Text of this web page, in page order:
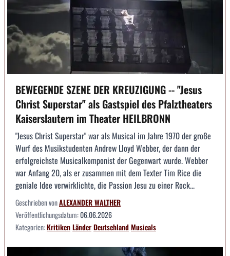
BEWEGENDE SZENE DER KREUZIGUNG -- "Jesus
Christ Superstar" als Gastspiel des Pfalztheaters
Kaiserslautern im Theater HEILBRONN
"Jesus Christ Superstar" war als Musical im Jahre 1970 der große
Wurf des Musikstudenten Andrew Lloyd Webber, der dann der
erfolgreichste Musicalkomponist der Gegenwart wurde. Webber
war Anfang 20, als er zusammen mit dem Texter Tim Rice die
geniale Idee verwirklichte, die Passion Jesu zu einer Rock...
Geschrieben vonALEXANDER WALTHER
Veröffentlichungsdatum:06.06.2026
Kategorien:KritikenLänderDeutschlandMusicals